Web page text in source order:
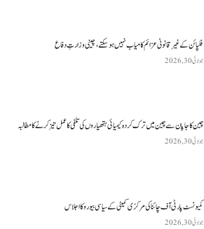
فلپائن کے غیر قانونی عزائم کامیاب نہیں ہو سکتے ، چینی وزارتِ دفاع
جولائی 30, 2026
چین کا جاپان سے چین میں ترک کردہ کیمیائی ہتھیاروں کی تلفی کا عمل تیز کرنے کا مطالبہ
جولائی 30, 2026
کمیونسٹ پارٹی آف چائنا کی مرکزی کمیٹی کے سیاسی بیورو کا اجلاس
جولائی 30, 2026